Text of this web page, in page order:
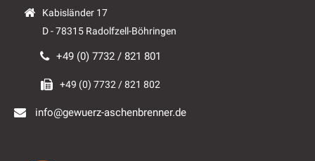
Kabisländer 17
D - 78315 Radolfzell-Böhringen
+49 (0) 7732 / 821 801
+49 (0) 7732 / 821 802
info@gewuerz-aschenbrenner.de